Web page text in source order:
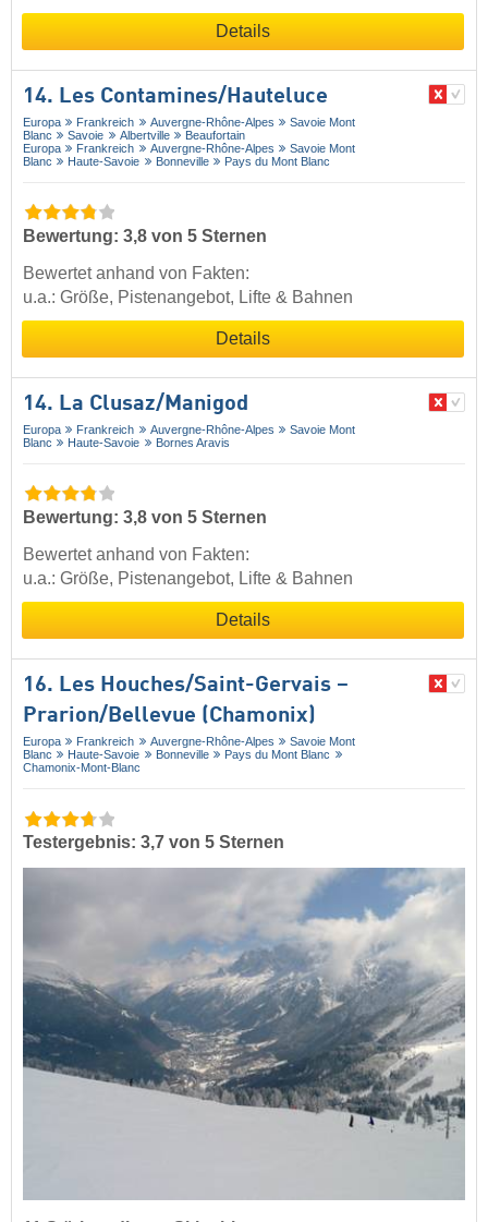
Details
14. Les Contamines/​Hauteluce
Europa Frankreich Auvergne-Rhône-Alpes
Savoie Mont
Blanc
Savoie Albertville
Beaufortain
Europa
Frankreich Auvergne-Rhône-Alpes
Savoie Mont
Blanc
Haute-Savoie Bonneville Pays du Mont Blanc
Bewertung: 3,8 von 5 Sternen
Bewertet anhand von Fakten:
u.a.: Größe, Pistenangebot, Lifte & Bahnen
Details
14. La Clusaz/​Manigod
Europa Frankreich Auvergne-Rhône-Alpes
Savoie Mont
Blanc
Haute-Savoie Bornes Aravis
Bewertung: 3,8 von 5 Sternen
Bewertet anhand von Fakten:
u.a.: Größe, Pistenangebot, Lifte & Bahnen
Details
16. Les Houches/​Saint-Gervais –
Prarion/​Bellevue (Chamonix)
Europa Frankreich Auvergne-Rhône-Alpes
Savoie Mont
Blanc
Haute-Savoie Bonneville
Pays du Mont Blanc
Chamonix-Mont-Blanc
Testergebnis: 3,7 von 5 Sternen